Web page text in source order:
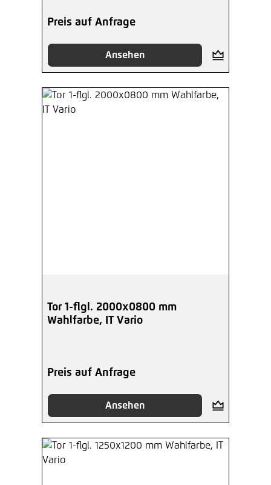
Preis auf Anfrage
Ansehen
Tor 1-flgl. 2000x0800 mm
Wahlfarbe, IT Vario
Preis auf Anfrage
Ansehen